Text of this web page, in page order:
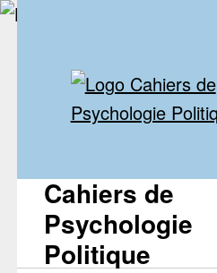
Cahiers de
Psychologie
Politique